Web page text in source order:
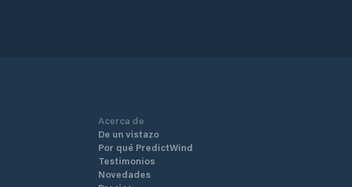
Acerca de
De un vistazo
Por qué PredictWind
Testimonios
Novedades